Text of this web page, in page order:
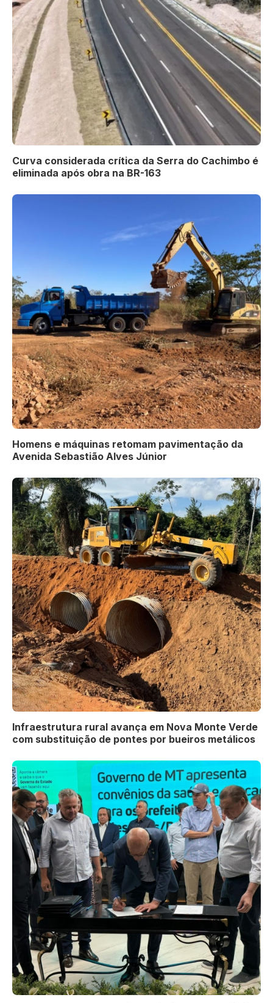
Curva considerada crítica da Serra do Cachimbo é
eliminada após obra na BR-163
Homens e máquinas retomam pavimentação da
Avenida Sebastião Alves Júnior
Infraestrutura rural avança em Nova Monte Verde
com substituição de pontes por bueiros metálicos